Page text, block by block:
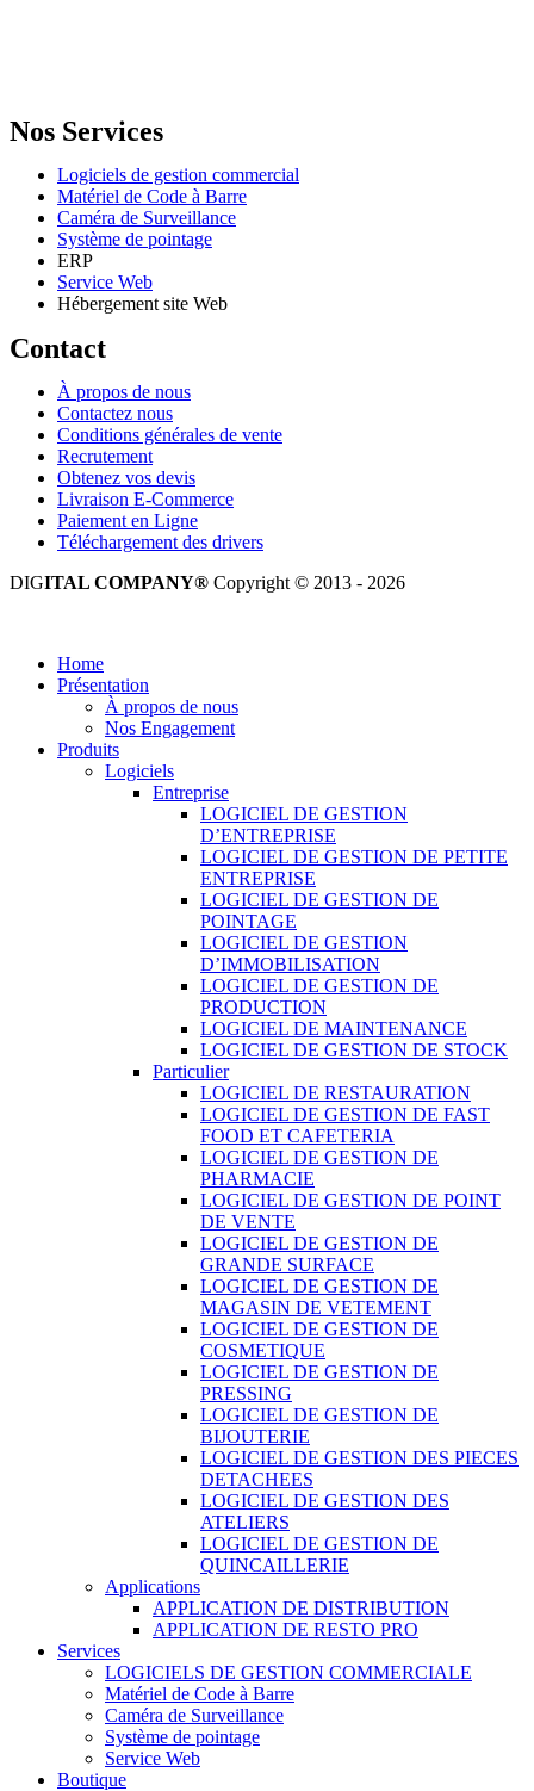
Nos Services
Logiciels de gestion commercial
Matériel de Code à Barre
Caméra de Surveillance
Système de pointage
ERP
Service Web
Hébergement site Web
Contact
À propos de nous
Contactez nous
Conditions générales de vente
Recrutement
Obtenez vos devis
Livraison E-Commerce
Paiement en Ligne
Téléchargement des drivers
DIGITAL COMPANY® Copyright © 2013 - 2026
Home
Présentation
À propos de nous
Nos Engagement
Produits
Logiciels
Entreprise
LOGICIEL DE GESTION
D’ENTREPRISE
LOGICIEL DE GESTION DE PETITE
ENTREPRISE
LOGICIEL DE GESTION DE
POINTAGE
LOGICIEL DE GESTION
D’IMMOBILISATION
LOGICIEL DE GESTION DE
PRODUCTION
LOGICIEL DE MAINTENANCE
LOGICIEL DE GESTION DE STOCK
Particulier
LOGICIEL DE RESTAURATION
LOGICIEL DE GESTION DE FAST
FOOD ET CAFETERIA
LOGICIEL DE GESTION DE
PHARMACIE
LOGICIEL DE GESTION DE POINT
DE VENTE
LOGICIEL DE GESTION DE
GRANDE SURFACE
LOGICIEL DE GESTION DE
MAGASIN DE VETEMENT
LOGICIEL DE GESTION DE
COSMETIQUE
LOGICIEL DE GESTION DE
PRESSING
LOGICIEL DE GESTION DE
BIJOUTERIE
LOGICIEL DE GESTION DES PIECES
DETACHEES
LOGICIEL DE GESTION DES
ATELIERS
LOGICIEL DE GESTION DE
QUINCAILLERIE
Applications
APPLICATION DE DISTRIBUTION
APPLICATION DE RESTO PRO
Services
LOGICIELS DE GESTION COMMERCIALE
Matériel de Code à Barre
Caméra de Surveillance
Système de pointage
Service Web
Boutique